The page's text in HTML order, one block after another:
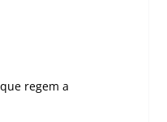
regem a